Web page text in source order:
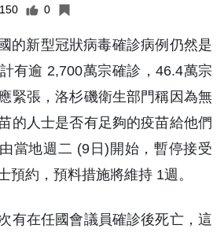
150 0
的新型冠狀病毒確診病例仍然是
有逾 2,700萬宗確診，46.4萬宗
緊張，洛杉磯衛生部門稱因為無
的人士是否有足夠的疫苗給他們
當地週二 (9日)開始，暫停接受
預約，預料措施將維持 1週。
有在任國會議員確診後死亡，這